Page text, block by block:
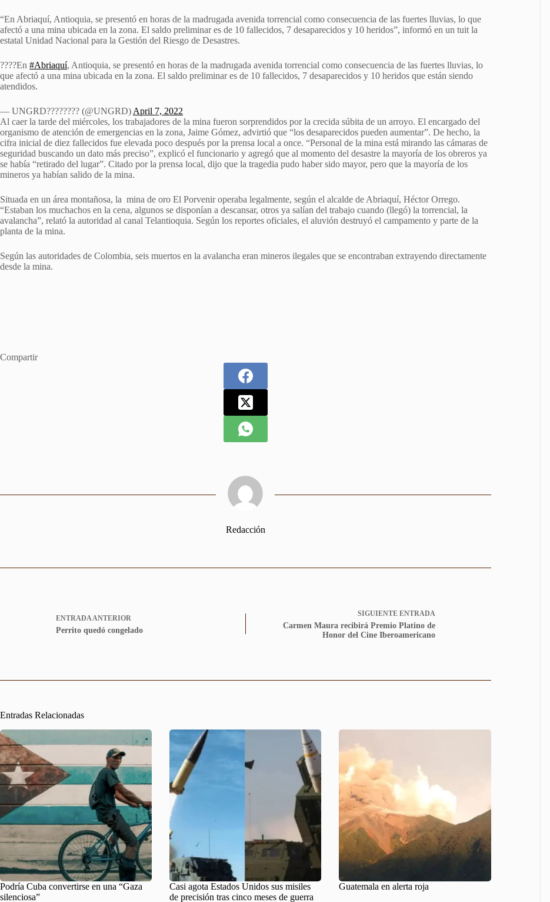
“En Abriaquí, Antioquia, se presentó en horas de la madrugada avenida torrencial como consecuencia de las fuertes lluvias, lo que
afectó a una mina ubicada en la zona. El saldo preliminar es de 10 fallecidos, 7 desaparecidos y 10 heridos”, informó en un tuit la
estatal Unidad Nacional para la Gestión del Riesgo de Desastres.
????En #Abriaquí, Antioquia, se presentó en horas de la madrugada avenida torrencial como consecuencia de las fuertes lluvias, lo
que afectó a una mina ubicada en la zona. El saldo preliminar es de 10 fallecidos, 7 desaparecidos y 10 heridos que están siendo
atendidos.
— UNGRD???????? (@UNGRD) April 7, 2022
Al caer la tarde del miércoles, los trabajadores de la mina fueron sorprendidos por la crecida súbita de un arroyo. El encargado del
organismo de atención de emergencias en la zona, Jaime Gómez, advirtió que “los desaparecidos pueden aumentar”. De hecho, la
cifra inicial de diez fallecidos fue elevada poco después por la prensa local a once. “Personal de la mina está mirando las cámaras de
seguridad buscando un dato más preciso”, explicó el funcionario y agregó que al momento del desastre la mayoría de los obreros ya
se había “retirado del lugar”. Citado por la prensa local, dijo que la tragedia pudo haber sido mayor, pero que la mayoría de los
mineros ya habían salido de la mina.
Situada en un área montañosa, la mina de oro El Porvenir operaba legalmente, según el alcalde de Abriaquí, Héctor Orrego.
“Estaban los muchachos en la cena, algunos se disponían a descansar, otros ya salían del trabajo cuando (llegó) la torrencial, la
avalancha”, relató la autoridad al canal Telantioquia. Según los reportes oficiales, el aluvión destruyó el campamento y parte de la
planta de la mina.
Según las autoridades de Colombia, seis muertos en la avalancha eran mineros ilegales que se encontraban extrayendo directamente
desde la mina.
Compartir
Redacción
ENTRADAANTERIOR
Perrito quedó congelado
SIGUIENTE ENTRADA
Carmen Maura recibirá Premio Platino de
Honor del Cine Iberoamericano
Entradas Relacionadas
Podría Cuba convertirse en una “Gaza
silenciosa”
Casi agota Estados Unidos sus misiles
de precisión tras cinco meses de guerra
Guatemala en alerta roja